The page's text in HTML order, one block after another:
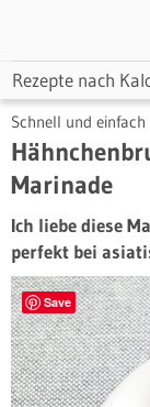
Rezepte nach
Schnell und einfach
Marinade
Ich liebe diese
perfekt bei
Save